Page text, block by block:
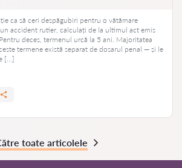
ca să ceri despăgubiri pentru o vătămare
accident rutier, calculați de la ultimul act emis
deces, termenul urcă la 5 ani. Majoritatea
termene există separat de dosarul penal — și le
[…]
toate articolele